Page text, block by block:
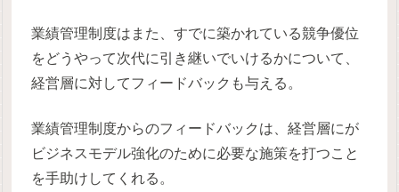
業績管理制度はまた、すでに築かれている競争優位
をどうやって次代に引き継いでいけるかについて、
経営層に対してフィードバックも与える。
業績管理制度からのフィードバックは、経営層にが
ビジネスモデル強化のために必要な施策を打つこと
を手助けしてくれる。